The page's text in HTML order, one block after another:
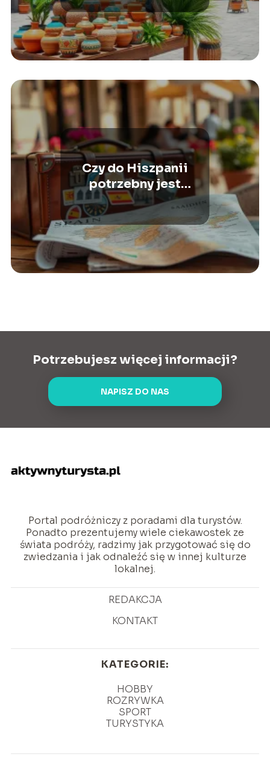
Czy do Hiszpanii
potrzebny jest
paszport?
Potrzebujesz więcej informacji?
NAPISZ DO NAS
Portal podróżniczy z poradami dla turystów.
Ponadto prezentujemy wiele ciekawostek ze
świata podróży, radzimy jak przygotować się do
zwiedzania i jak odnaleźć się w innej kulturze
lokalnej.
REDAKCJA
KONTAKT
KATEGORIE:
HOBBY
ROZRYWKA
SPORT
TURYSTYKA